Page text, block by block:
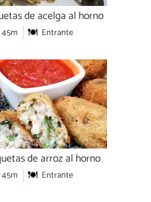
de acelga al horno
45m Entrante
de arroz al horno
45m Entrante